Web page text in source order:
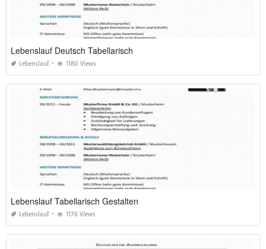
Lebenslauf Deutsch Tabellarisch
Lebenslauf 1180 Views
Lebenslauf Tabellarisch Gestalten
Lebenslauf 1176 Views